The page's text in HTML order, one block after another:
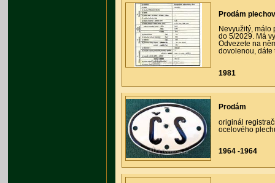
Prodám
Nevyužitý, málo
do 5/2029. Má
Odvezete na
dovolenou, dáte
1981
Prodám
originál
ocelového
1964 -1964